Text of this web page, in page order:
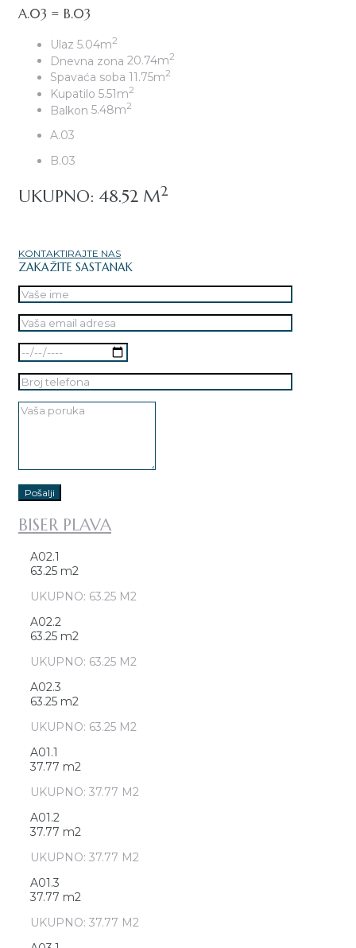
A.03 = B.03
Ulaz 5.04m2
Dnevna zona 20.74m2
Spavaća soba 11.75m2
Kupatilo 5.51m2
Balkon 5.48m2
A.03
B.03
UKUPNO: 48.52 M2
KONTAKTIRAJTE NAS
ZAKAŽITE SASTANAK
BISER PLAVA
A02.1
63.25 m2
UKUPNO: 63.25 M2
A02.2
63.25 m2
UKUPNO: 63.25 M2
A02.3
63.25 m2
UKUPNO: 63.25 M2
A01.1
37.77 m2
UKUPNO: 37.77 M2
A01.2
37.77 m2
UKUPNO: 37.77 M2
A01.3
37.77 m2
UKUPNO: 37.77 M2